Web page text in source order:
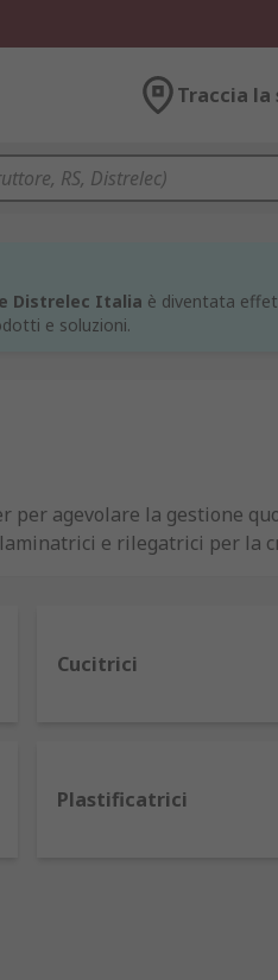
Traccia la
Distrelec Italia è diventata
e soluzioni.
per agevolare la gestione
e rilegatrici per la
Cucitrici
Plastificatrici